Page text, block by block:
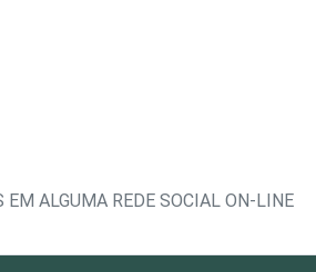
ALGUMA REDE SOCIAL ON-LINE